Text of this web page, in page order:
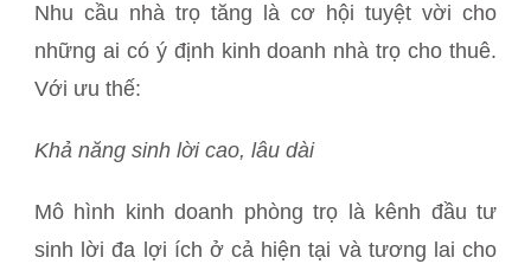
Nhu cầu nhà trọ tăng là cơ hội tuyệt vời cho
những ai có ý định kinh doanh nhà trọ cho thuê.
Với ưu thế:
Khả năng sinh lời cao, lâu dài
Mô hình kinh doanh phòng trọ là kênh đầu tư
sinh lời đa lợi ích ở cả hiện tại và tương lai cho